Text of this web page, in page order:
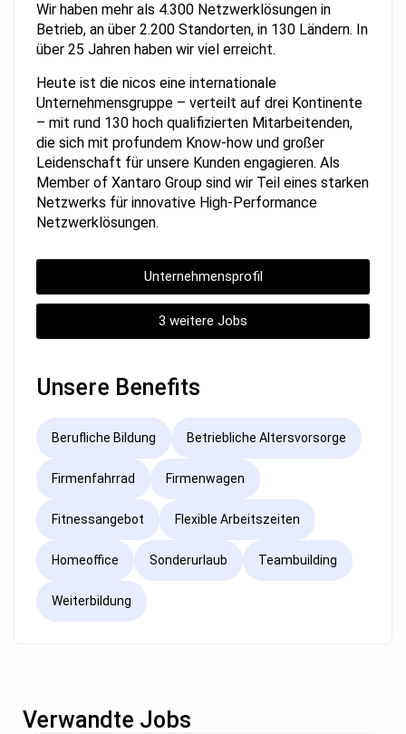
Wir haben mehr als 4.300 Netzwerklösungen in
Betrieb, an über 2.200 Standorten, in 130 Ländern. In
über 25 Jahren haben wir viel erreicht.
Heute ist die nicos eine internationale
Unternehmensgruppe – verteilt auf drei Kontinente
– mit rund 130 hoch qualifizierten Mitarbeitenden,
die sich mit profundem Know-how und großer
Leidenschaft für unsere Kunden engagieren. Als
Member of Xantaro Group sind wir Teil eines starken
Netzwerks für innovative High-Performance
Netzwerklösungen.
Unternehmensprofil
3 weitere Jobs
Unsere Benefits
Berufliche Bildung Betriebliche Altersvorsorge
Firmenfahrrad Firmenwagen
Fitnessangebot Flexible Arbeitszeiten
Homeoffice Sonderurlaub Teambuilding
Weiterbildung
Verwandte Jobs